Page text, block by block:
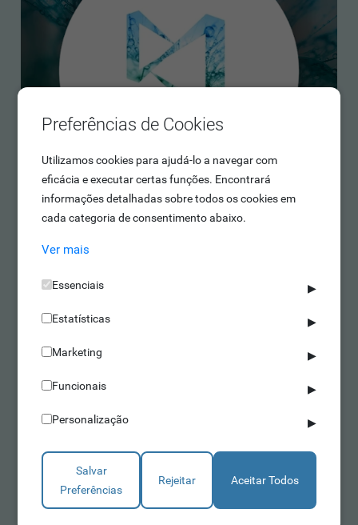
Terminais de Acessos
Preferências de Cookies
Utilizamos cookies para ajudá-lo a navegar com
eficácia e executar certas funções. Encontrará
informações detalhadas sobre todos os cookies em
cada categoria de consentimento abaixo.
Ver mais
Essenciais ▶
Estatísticas ▶
Marketing ▶
Funcionais ▶
Personalização ▶
Salvar
Preferências
Rejeitar Aceitar Todos